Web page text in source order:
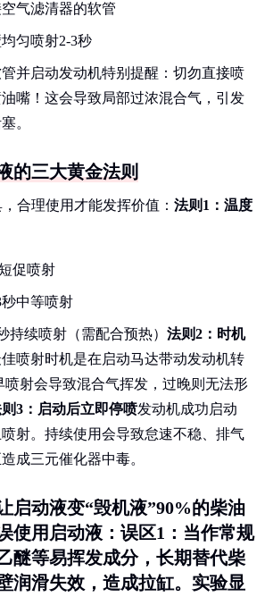
气滤清器的软管
匀喷射2-3秒
并启动发动机特别提醒：切勿直接喷
嘴！这会导致局部过浓混合气，引发
。
的三大黄金法则
合理使用才能发挥价值： 法则1：温度
促喷射
中等喷射
持续喷射（需配合预热） 法则2：时机
喷射时机是在启动马达带动发动机转
喷射会导致混合气挥发，过晚则无法形
3：启动后立即停喷发动机成功启动
射。持续使用会导致怠速不稳、排气
成三元催化器中毒。
启动液变“毁机液”90%的柴油
使用启动液： 误区1：当作常规
醚等易挥发成分，长期替代柴
润滑失效，造成拉缸。实验显